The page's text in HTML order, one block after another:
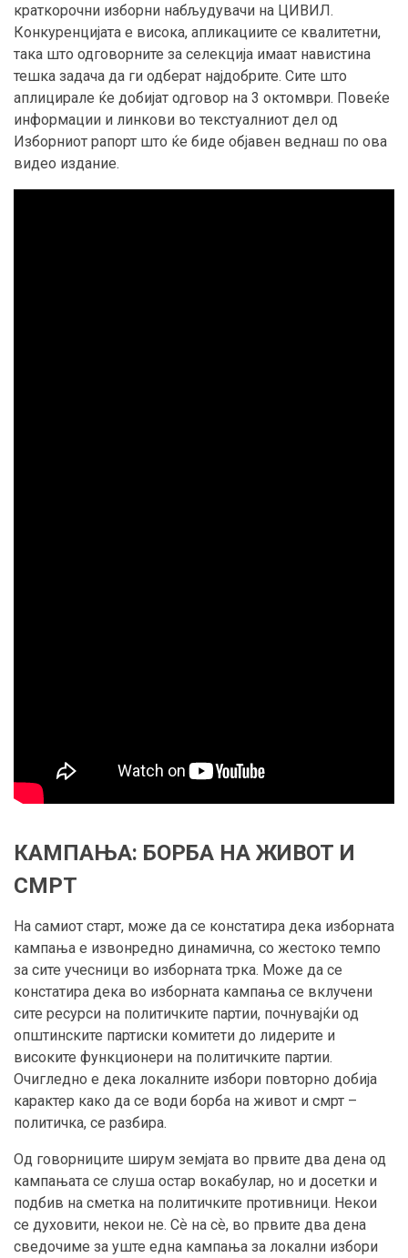
краткорочни изборни набљудувачи на ЦИВИЛ.
Конкуренцијата е висока, апликациите се квалитетни,
така што одговорните за селекција имаат навистина
тешка задача да ги одберат најдобрите. Сите што
аплицирале ќе добијат одговор на 3 октомври. Повеќе
информации и линкови во текстуалниот дел од
Изборниот рапорт што ќе биде објавен веднаш по ова
видео издание.
КАМПАЊА: БОРБА НА ЖИВОТ И
СМРТ
На самиот старт, може да се констатира дека изборната
кампања е извонредно динамична, со жестоко темпо
за сите учесници во изборната трка. Може да се
констатира дека во изборната кампања се вклучени
сите ресурси на политичките партии, почнувајќи од
општинските партиски комитети до лидерите и
високите функционери на политичките партии.
Очигледно е дека локалните избори повторно добија
карактер како да се води борба на живот и смрт –
политичка, се разбира.
Од говорниците ширум земјата во првите два дена од
кампањата се слуша остар вокабулар, но и досетки и
подбив на сметка на политичките противници. Некои
се духовити, некои не. Сѐ на сѐ, во првите два дена
сведочиме за уште една кампања за локални избори